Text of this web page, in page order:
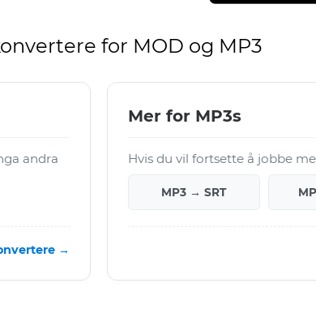
for MOD og MP3
andra
→
Mer for MP3s
Hvis du vil fortsette å jobbe
MP3 → SRT